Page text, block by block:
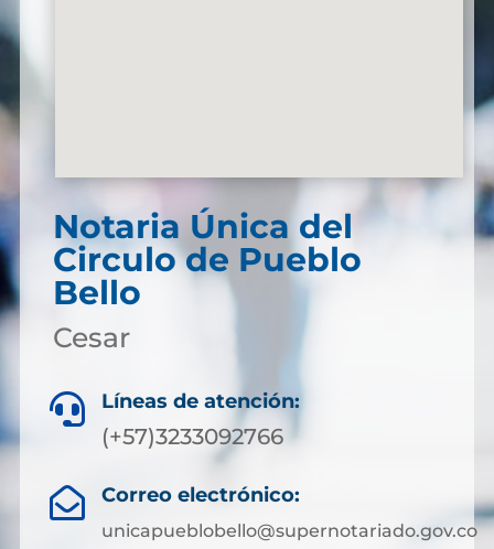
Notaria Única del
Circulo de Pueblo
Bello
Cesar
 Líneas de atención:
(+57)3233092766
 Correo electrónico:
unicapueblobello@supernotariado.gov.co